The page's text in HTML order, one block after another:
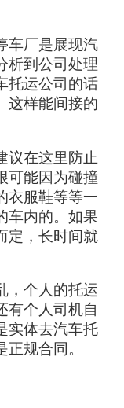
车厂是展现汽
析到公司处理
托运公司的话
这样能间接的
议在这里防止
可能因为碰撞
衣服鞋等等一
车内的。如果
定，长时间就
，个人的托运
有个人司机自
实体去汽车托
规合同。